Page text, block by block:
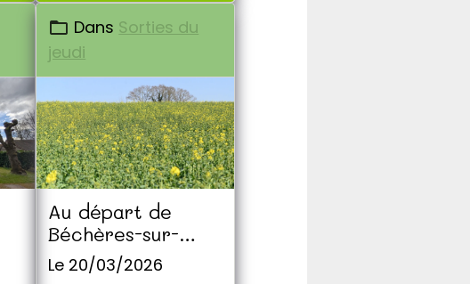
Dans Sorties du
jeudi
Au départ de
Béchères-sur-
Vesgre
Le 20/03/2026